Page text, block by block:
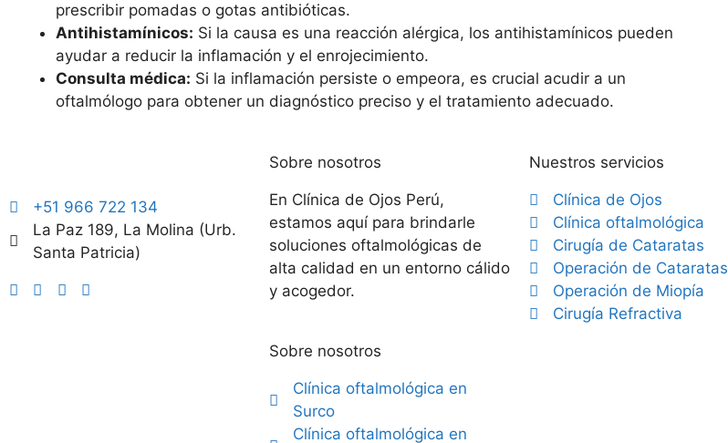
prescribir pomadas o gotas antibióticas.
Antihistamínicos: Si la causa es una reacción alérgica, los antihistamínicos pueden
ayudar a reducir la inflamación y el enrojecimiento.
Consulta médica: Si la inflamación persiste o empeora, es crucial acudir a un
oftalmólogo para obtener un diagnóstico preciso y el tratamiento adecuado.
+51 966 722 134
La Paz 189, La Molina (Urb.
Santa Patricia)
Sobre nosotros
En Clínica de Ojos Perú,
estamos aquí para brindarle
soluciones oftalmológicas de
alta calidad en un entorno cálido
y acogedor.
Sobre nosotros
Clínica oftalmológica en
Surco
Clínica oftalmológica en
Nuestros servicios
Clínica de Ojos
Clínica oftalmológica
Cirugía de Cataratas
Operación de Cataratas
Operación de Miopía
Cirugía Refractiva